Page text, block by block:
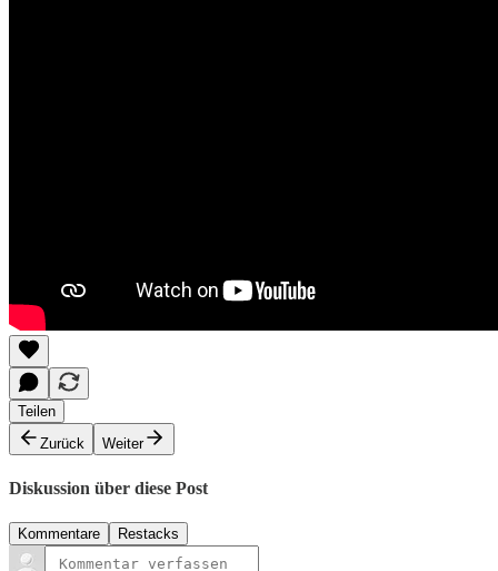
Teilen
Zurück
Weiter
Diskussion über diese Post
Kommentare Restacks